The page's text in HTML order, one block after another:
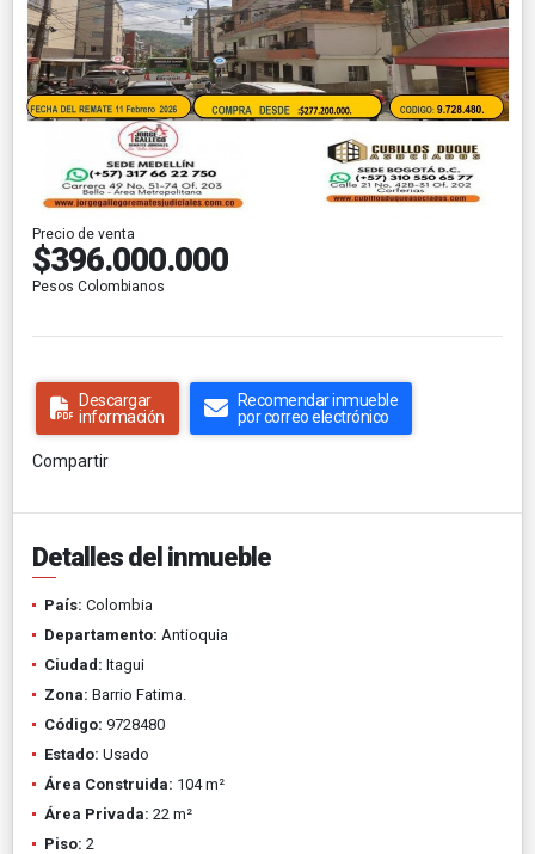
Precio de venta
$396.000.000
Pesos Colombianos
Descargar
información
Recomendar inmueble
por correo electrónico
Compartir
Detalles del inmueble
País: Colombia
Departamento: Antioquia
Ciudad: Itagui
Zona: Barrio Fatima.
Código: 9728480
Estado: Usado
Área Construida: 104 m²
Área Privada: 22 m²
Piso: 2